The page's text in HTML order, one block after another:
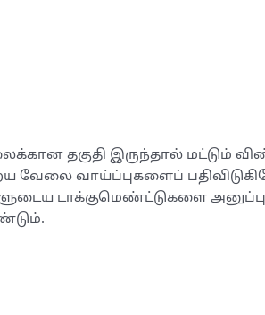
தகுதி இருந்தால் மட்டும்
வேலை வாய்ப்புகளைப்
டாக்குமெண்ட்டுகளை